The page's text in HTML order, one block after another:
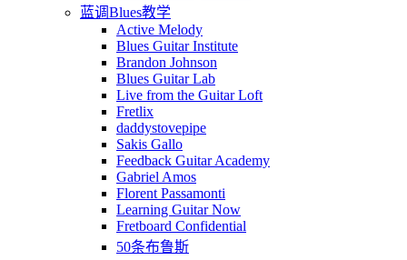
蓝调Blues教学
Active Melody
Blues Guitar Institute
Brandon Johnson
Blues Guitar Lab
Live from the Guitar Loft
Fretlix
daddystovepipe
Sakis Gallo
Feedback Guitar Academy
Gabriel Amos
Florent Passamonti
Learning Guitar Now
Fretboard Confidential
50条布鲁斯